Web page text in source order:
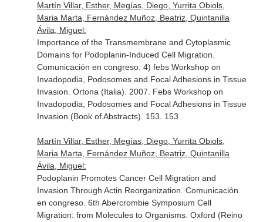
Martín Villar, Esther, Megías, Diego, Yurrita Obiols,
Maria Marta, Fernández Muñoz, Beatriz, Quintanilla
Ávila, Miguel:
Importance of the Transmembrane and Cytoplasmic
Domains for Podoplanin-Induced Cell Migration.
Comunicación en congreso. 4) febs Workshop on
Invadopodia, Podosomes and Focal Adhesions in Tissue
Invasion. Ortona (Italia). 2007. Febs Workshop on
Invadopodia, Podosomes and Focal Adhesions in Tissue
Invasion (Book of Abstracts). 153. 153
Martín Villar, Esther, Megías, Diego, Yurrita Obiols,
Maria Marta, Fernández Muñoz, Beatriz, Quintanilla
Ávila, Miguel:
Podoplanin Promotes Cancer Cell Migration and
Invasion Through Actin Reorganization. Comunicación
en congreso. 6th Abercrombie Symposium Cell
Migration: from Molecules to Organisms. Oxford (Reino